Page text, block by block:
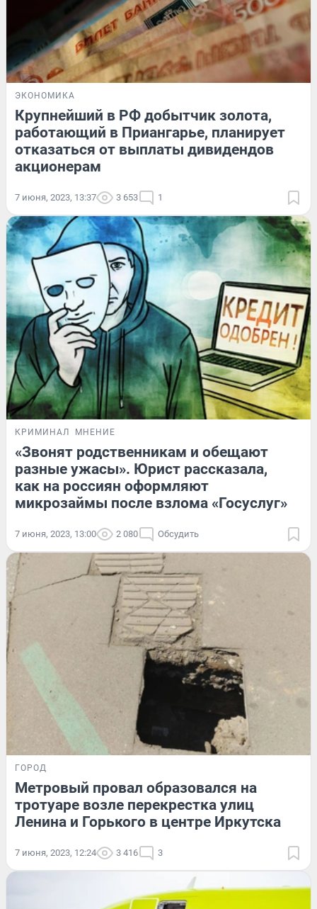
ЭКОНОМИКА
Крупнейший в РФ добытчик золота,
работающий в Приангарье, планирует
отказаться от выплаты дивидендов
акционерам
7 июня, 2023, 13:37 3 653 1
КРИМИНАЛ МНЕНИЕ
«Звонят родственникам и обещают
разные ужасы». Юрист рассказала,
как на россиян оформляют
микрозаймы после взлома «Госуслуг»
7 июня, 2023, 13:00 2 080 Обсудить
ГОРОД
Метровый провал образовался на
тротуаре возле перекрестка улиц
Ленина и Горького в центре Иркутска
7 июня, 2023, 12:24 3 416 3